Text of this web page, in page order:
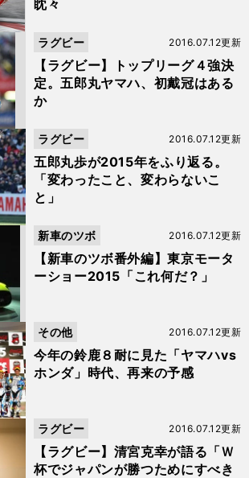
眈々
【ラグビー】トップリーグ４強決
定。五郎丸ヤマハ、初戴冠はある
か
2016.07.12更新
ラグビー
五郎丸歩が2015年をふり返る。
「変わったこと、変わらないこ
と」
2016.07.12更新
ラグビー
【新車のツボ番外編】東京モータ
ーショー2015「これ何だ？」
2016.07.12更新
新車のツボ
今年の鈴鹿８耐に見た「ヤマハvs
ホンダ」時代、再来の予感
2016.07.12更新
その他
【ラグビー】清宮克幸が語る「Ｗ
杯でジャパンが勝つためにすべき
2016.07.12更新
ラグビー